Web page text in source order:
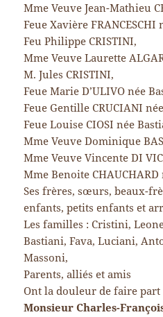
Mme Veuve Jean-Mathieu
Feue Xavière FRANCESCHI
Feu Philippe CRISTINI,
Mme Veuve Laurette
M. Jules CRISTINI,
Feue Marie D’ULIVO née
Feue Gentille CRUCIANI
Feue Louise CIOSI née
Mme Veuve Dominique
Mme Veuve Vincente DI
Mme Benoite
Ses frères, sœurs, beaux-
enfants, petits enfants et
Les familles : Cristini,
Bastiani, Fava, Luciani,
Massoni,
Parents, alliés et amis
Ont la douleur de faire part
Monsieur Charles-